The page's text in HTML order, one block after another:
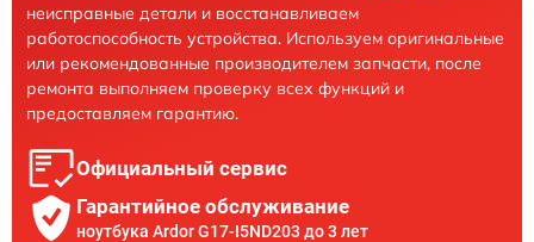
неисправные детали и восстанавливаем
работоспособность устройства. Используем оригинальные
или рекомендованные производителем запчасти, после
ремонта выполняем проверку всех функций и
предоставляем гарантию.
Официальный сервис
Гарантийное обслуживание
ноутбука Ardor G17-I5ND203 до 3 лет